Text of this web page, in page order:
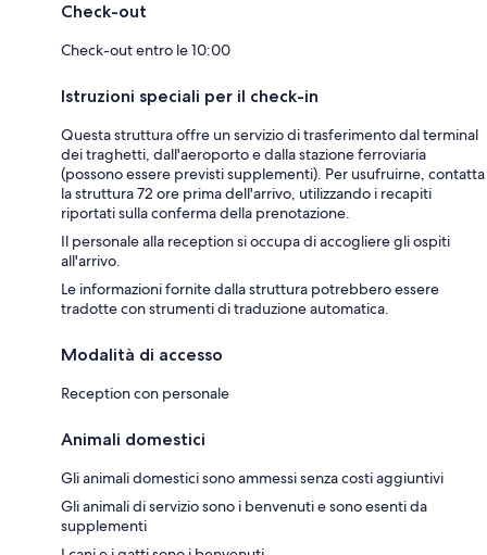
Check-out
Check-out entro le 10:00
Istruzioni speciali per il check-in
Questa struttura offre un servizio di trasferimento dal terminal
dei traghetti, dall'aeroporto e dalla stazione ferroviaria
(possono essere previsti supplementi). Per usufruirne, contatta
la struttura 72 ore prima dell'arrivo, utilizzando i recapiti
riportati sulla conferma della prenotazione.
Il personale alla reception si occupa di accogliere gli ospiti
all'arrivo.
Le informazioni fornite dalla struttura potrebbero essere
tradotte con strumenti di traduzione automatica.
Modalità di accesso
Reception con personale
Animali domestici
Gli animali domestici sono ammessi senza costi aggiuntivi
Gli animali di servizio sono i benvenuti e sono esenti da
supplementi